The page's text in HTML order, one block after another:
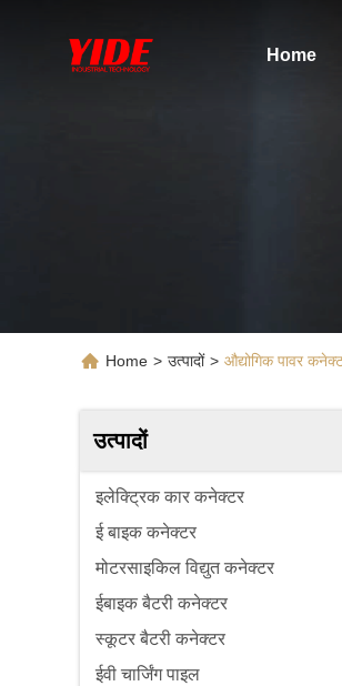
Home
Home > उत्पादों > औद्योगिक पावर
उत्पादों
इलेक्ट्रिक कार कनेक्टर
ई बाइक कनेक्टर
मोटरसाइकिल विद्युत कनेक्टर
ईबाइक बैटरी कनेक्टर
स्कूटर बैटरी कनेक्टर
ईवी चार्जिंग पाइल